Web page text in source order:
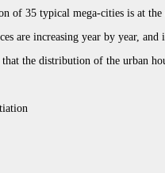
of 35 typical mega-cities is at
are increasing year by year, and
the distribution of the urban